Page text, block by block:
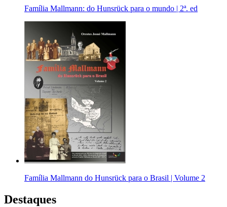
Família Mallmann: do Hunsrück para o mundo | 2ª. ed
Família Mallmann do Hunsrück para o Brasil | Volume 2
Destaques